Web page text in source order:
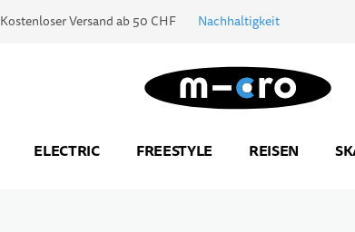
Kostenloser Versand ab 50 CHF Nachhaltigkeit
Zur Startseite
ELECTRIC FREESTYLE REISEN